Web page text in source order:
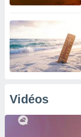
Vidéos